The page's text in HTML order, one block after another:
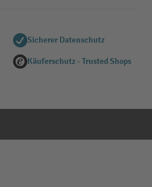
Sicherer Datenschutz
Käuferschutz - Trusted Shops